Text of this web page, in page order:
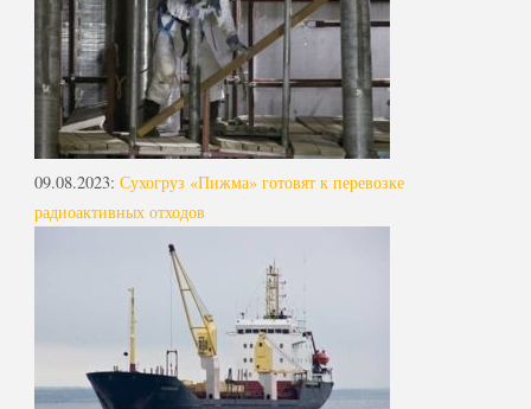
09.08.2023: Сухогруз «Пижма» готовят к перевозке
радиоактивных отходов